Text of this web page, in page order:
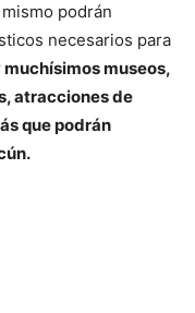
podrán
necesarios para
muchísimos museos,
atracciones de
que podrán